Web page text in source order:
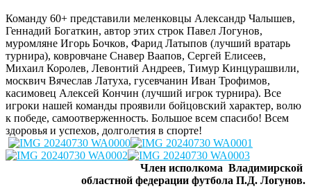
Команду 60+ представили меленковцы Александр Чалышев,
Геннадий Богаткин, автор этих строк Павел Логунов,
муромляне Игорь Бочков, Фарид Латыпов (лучший вратарь
турнира), ковровчане Снавер Ваапов, Сергей Елисеев,
Михаил Королев, Левонтий Андреев, Тимур Кинцурашвили,
москвич Вячеслав Латуха, гусевчанин Иван Трофимов,
касимовец Алексей Кончин (лучший игрок турнира). Все
игроки нашей команды проявили бойцовский характер, волю
к победе, самоотверженность. Большое всем спасибо! Всем
здоровья и успехов, долголетия в спорте!
Член исполкома Владимирской
областной федерации футбола П.Д. Логунов.